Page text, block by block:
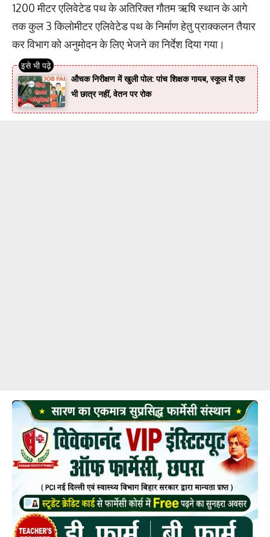
1200 मीटर एलिवेटेड पथ के अतिरिक्त गौतम ऋषि स्थान के आगे
तक कुल 3 किलोमीटर एलिवेटेड पथ के निर्माण हेतु प्राक्कलन तैयार
कर विभाग को अनुमोदन के लिए भेजने का निर्देश दिया गया।
औचक निरीक्षण में खुली पोल: पांच शिक्षक गायब, स्कूल में एक
भी छात्र नहीं, वेतन पर रोक